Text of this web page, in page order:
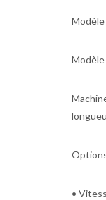
Modèle
Modèle
•